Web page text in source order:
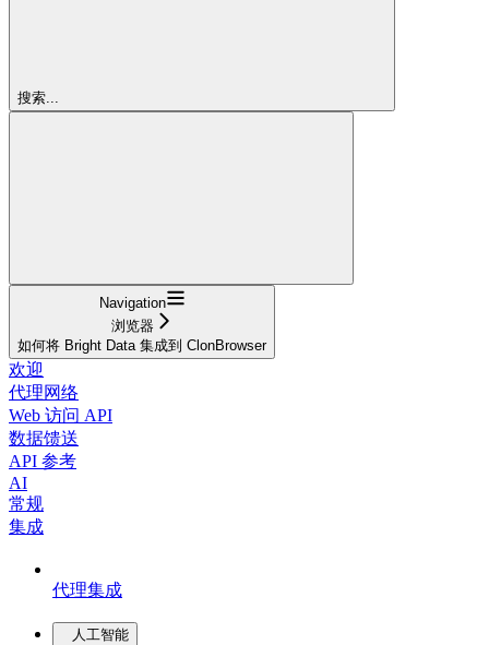
搜索...
Navigation
浏览器
如何将 Bright Data 集成到 ClonBrowser
欢迎
代理网络
Web 访问 API
数据馈送
API 参考
AI
常规
集成
代理集成
人工智能